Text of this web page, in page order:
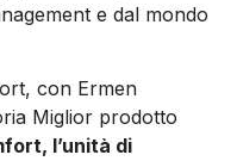
e dal mondo
con Ermen
Miglior prodotto
l’unità di